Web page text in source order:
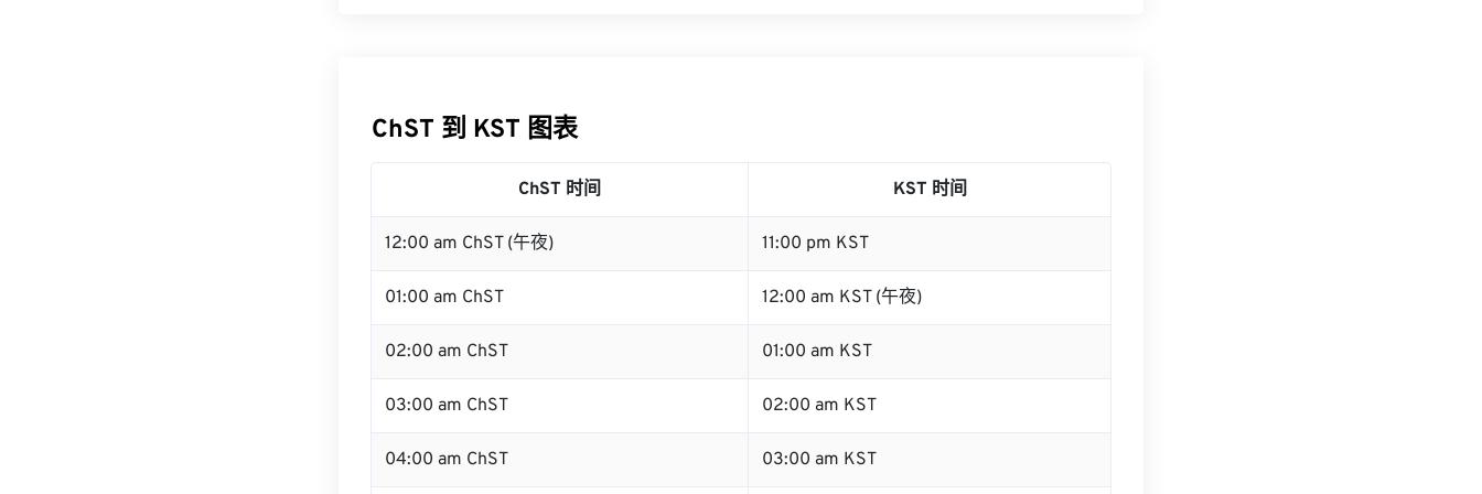
ChST 到 KST 图表
ChST 时间 KST 时间
12:00 am ChST (午夜) 11:00 pm KST
01:00 am ChST 12:00 am KST (午夜)
02:00 am ChST 01:00 am KST
03:00 am ChST 02:00 am KST
04:00 am ChST 03:00 am KST